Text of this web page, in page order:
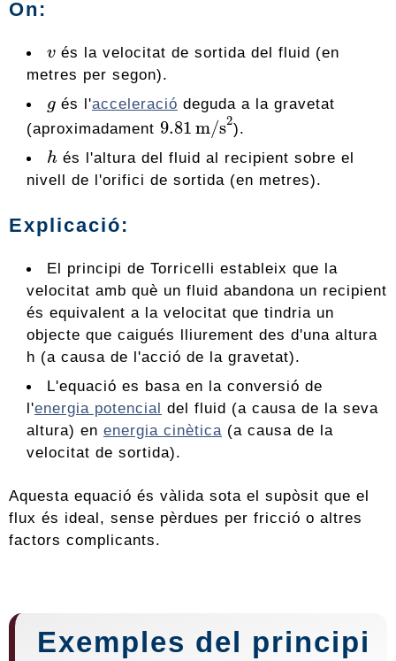
On:
és la velocitat de sortida del fluid (en
metres per segon).
és l'acceleració deguda a la gravetat
(aproximadament
9.81 m/s
).
h
és l'altura del fluid al recipient sobre el
nivell de l'orifici de sortida (en metres).
Explicació:
El principi de Torricelli estableix que la
velocitat amb què un fluid abandona un recipient
és equivalent a la velocitat que tindria un
objecte que caigués lliurement des d'una altura
h (a causa de l'acció de la gravetat).
L'equació es basa en la conversió de
l'energia potencial del fluid (a causa de la seva
altura) en energia cinètica (a causa de la
velocitat de sortida).
Aquesta equació és vàlida sota el supòsit que el
flux és ideal, sense pèrdues per fricció o altres
factors complicants.
Exemples del principi